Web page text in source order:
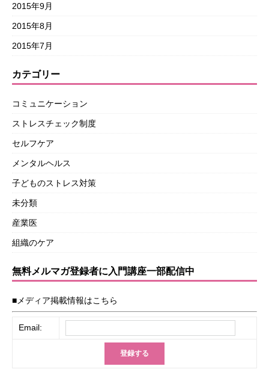
2015年9月
2015年8月
2015年7月
カテゴリー
コミュニケーション
ストレスチェック制度
セルフケア
メンタルヘルス
子どものストレス対策
未分類
産業医
組織のケア
無料メルマガ登録者に入門講座一部配信中
■メディア掲載情報はこちら
Email: